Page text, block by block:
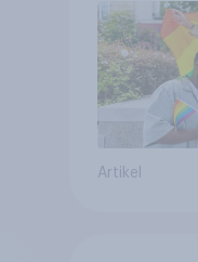
Artikel